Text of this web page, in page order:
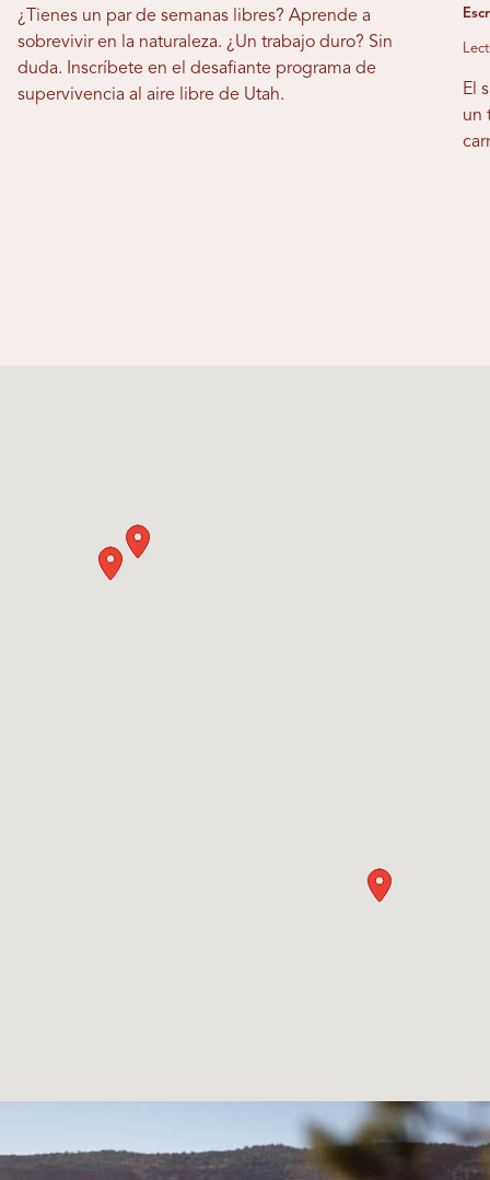
¿Tienes un par de semanas libres? Aprende a
sobrevivir en la naturaleza. ¿Un trabajo duro? Sin
duda. Inscríbete en el desafiante programa de
supervivencia al aire libre de Utah.
El
un